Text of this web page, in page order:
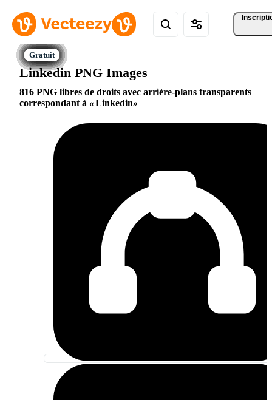
Linkedin PNG Images
816 PNG libres de droits avec arrière-plans transparents
correspondant à
Linkedin